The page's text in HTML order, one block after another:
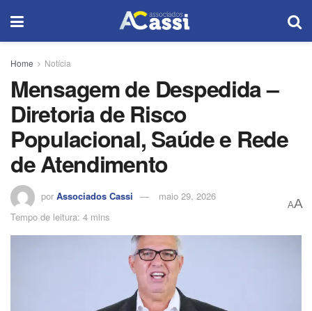
Home Notícia
Mensagem de Despedida –
Diretoria de Risco
Populacional, Saúde e Rede
de Atendimento
por Associados Cassi
maio 29, 2026
Tempo de leitura: 4 mins
AA